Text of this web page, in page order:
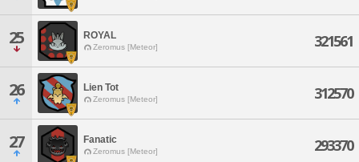
25 ROYAL
Zeromus [Meteor] 321561
26 Lien Tot
Zeromus [Meteor] 312570
27 Fanatic
Zeromus [Meteor] 293370